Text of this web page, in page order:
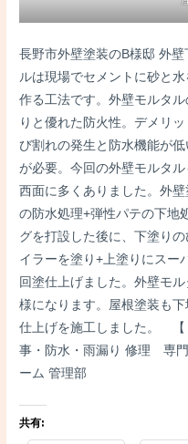
長野市外壁塗装のB様邸 外
ルは現場でセメントに砂と
作る工法です。外壁モルタ
りと優れた防火性。デメリ
び割れの発生と防水機能が
が必要。今回の外壁モルタ
西面に多くありました。外
の防水処理+弾性パテの下地
グを打設した後に、下塗り
イラーを塗り+上塗りにスー
回塗仕上げました。外壁モ
様になります。屋根塗装も
仕上げを施工しました。
事・防水・雨漏り 修理 専
ーム 管理部
共有: